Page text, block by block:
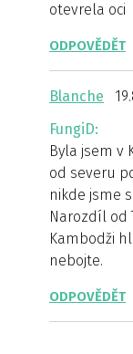
otevrela oci
ODPOVĚDĚT
Blanche
FungiD:
Byla jsem v
od severu
nikde jsme
Narozdíl od
Kambodži
nebojte.
ODPOVĚDĚT